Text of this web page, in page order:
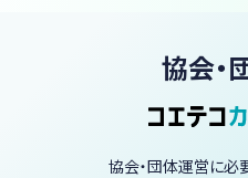
スタジオクオリティの体験： ラ
協会・
協会・団体運営に必